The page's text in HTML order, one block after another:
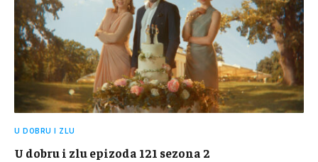
U DOBRU I ZLU
U dobru i zlu epizoda 121 sezona 2